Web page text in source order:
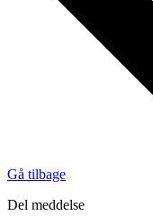
Gå tilbage
Del meddelse